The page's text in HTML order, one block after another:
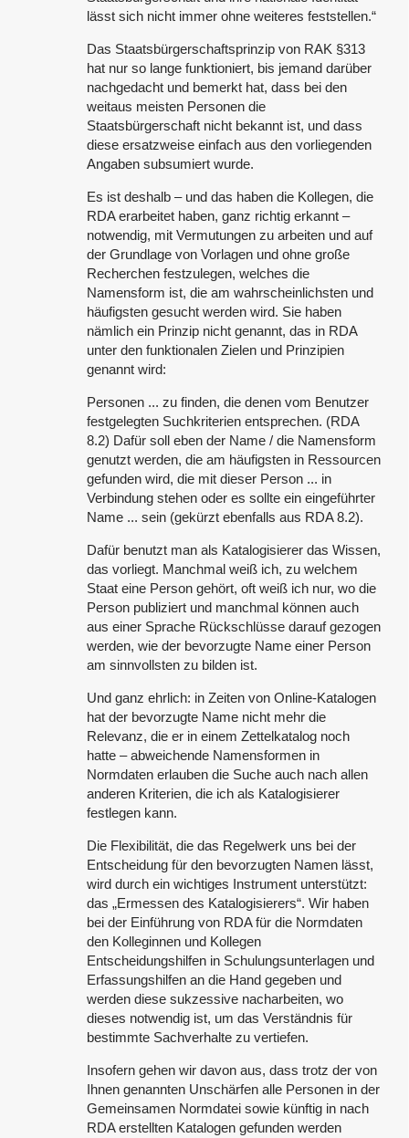
lässt sich nicht immer ohne weiteres feststellen.“
Das Staatsbürgerschaftsprinzip von RAK §313
hat nur so lange funktioniert, bis jemand darüber
nachgedacht und bemerkt hat, dass bei den
weitaus meisten Personen die
Staatsbürgerschaft nicht bekannt ist, und dass
diese ersatzweise einfach aus den vorliegenden
Angaben subsumiert wurde.
Es ist deshalb – und das haben die Kollegen, die
RDA erarbeitet haben, ganz richtig erkannt –
notwendig, mit Vermutungen zu arbeiten und auf
der Grundlage von Vorlagen und ohne große
Recherchen festzulegen, welches die
Namensform ist, die am wahrscheinlichsten und
häufigsten gesucht werden wird. Sie haben
nämlich ein Prinzip nicht genannt, das in RDA
unter den funktionalen Zielen und Prinzipien
genannt wird:
Personen ... zu finden, die denen vom Benutzer
festgelegten Suchkriterien entsprechen. (RDA
8.2) Dafür soll eben der Name / die Namensform
genutzt werden, die am häufigsten in Ressourcen
gefunden wird, die mit dieser Person ... in
Verbindung stehen oder es sollte ein eingeführter
Name ... sein (gekürzt ebenfalls aus RDA 8.2).
Dafür benutzt man als Katalogisierer das Wissen,
das vorliegt. Manchmal weiß ich, zu welchem
Staat eine Person gehört, oft weiß ich nur, wo die
Person publiziert und manchmal können auch
aus einer Sprache Rückschlüsse darauf gezogen
werden, wie der bevorzugte Name einer Person
am sinnvollsten zu bilden ist.
Und ganz ehrlich: in Zeiten von Online-Katalogen
hat der bevorzugte Name nicht mehr die
Relevanz, die er in einem Zettelkatalog noch
hatte – abweichende Namensformen in
Normdaten erlauben die Suche auch nach allen
anderen Kriterien, die ich als Katalogisierer
festlegen kann.
Die Flexibilität, die das Regelwerk uns bei der
Entscheidung für den bevorzugten Namen lässt,
wird durch ein wichtiges Instrument unterstützt:
das „Ermessen des Katalogisierers“. Wir haben
bei der Einführung von RDA für die Normdaten
den Kolleginnen und Kollegen
Entscheidungshilfen in Schulungsunterlagen und
Erfassungshilfen an die Hand gegeben und
werden diese sukzessive nacharbeiten, wo
dieses notwendig ist, um das Verständnis für
bestimmte Sachverhalte zu vertiefen.
Insofern gehen wir davon aus, dass trotz der von
Ihnen genannten Unschärfen alle Personen in der
Gemeinsamen Normdatei sowie künftig in nach
RDA erstellten Katalogen gefunden werden